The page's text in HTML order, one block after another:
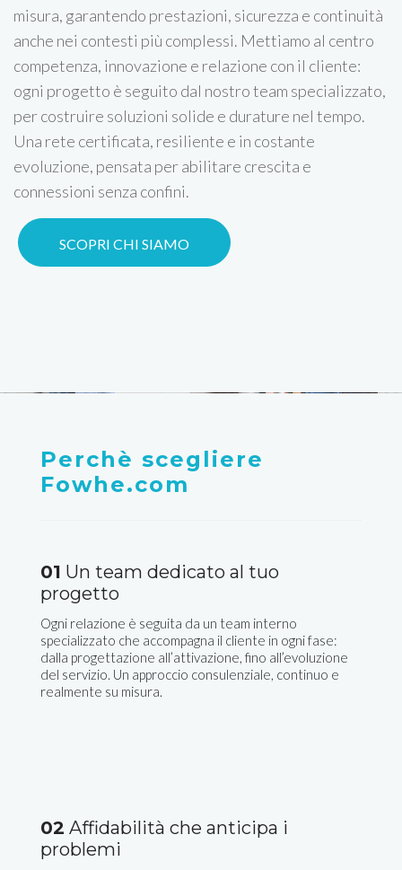
misura, garantendo prestazioni, sicurezza e continuità
anche nei contesti più complessi. Mettiamo al centro
competenza, innovazione e relazione con il cliente:
ogni progetto è seguito dal nostro team specializzato,
per costruire soluzioni solide e durature nel tempo.
Una rete certificata, resiliente e in costante
evoluzione, pensata per abilitare crescita e
connessioni senza confini.
SCOPRI CHI SIAMO
Perchè scegliere
Fowhe.com
01 Un team dedicato al tuo
progetto
Ogni relazione è seguita da un team interno
specializzato che accompagna il cliente in ogni fase:
dalla progettazione all’attivazione, fino all’evoluzione
del servizio. Un approccio consulenziale, continuo e
realmente su misura.
02 Affidabilità che anticipa i
problemi